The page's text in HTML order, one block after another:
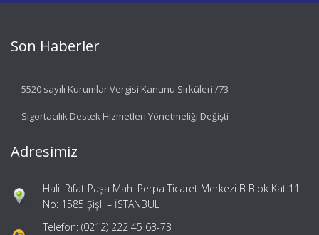
Son Haberler
5520 sayılı Kurumlar Vergisi Kanunu Sirküleri /73
Sigortacılık Destek Hizmetleri Yönetmeliği Değişti
Adresimiz
Halil Rıfat Paşa Mah. Perpa Ticaret Merkezi B Blok Kat:11
No: 1585 Şişli – İSTANBUL
Telefon: (0212) 222 45 63-73